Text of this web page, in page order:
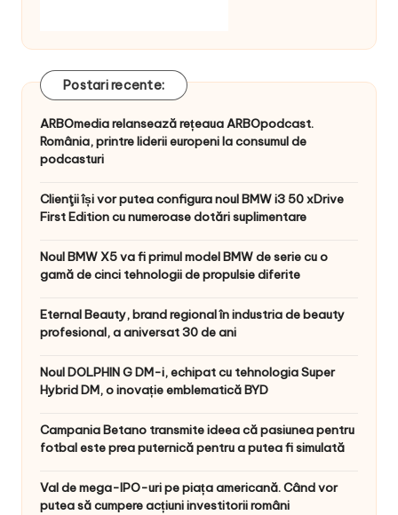
Postari recente:
ARBOmedia relansează rețeaua ARBOpodcast.
România, printre liderii europeni la consumul de
podcasturi
Clienţii își vor putea configura noul BMW i3 50 xDrive
First Edition cu numeroase dotări suplimentare
Noul BMW X5 va fi primul model BMW de serie cu o
gamă de cinci tehnologii de propulsie diferite
Eternal Beauty, brand regional în industria de beauty
profesional, a aniversat 30 de ani
Noul DOLPHIN G DM-i, echipat cu tehnologia Super
Hybrid DM, o inovație emblematică BYD
Campania Betano transmite ideea că pasiunea pentru
fotbal este prea puternică pentru a putea fi simulată
Val de mega-IPO-uri pe piața americană. Când vor
putea să cumpere acțiuni investitorii români